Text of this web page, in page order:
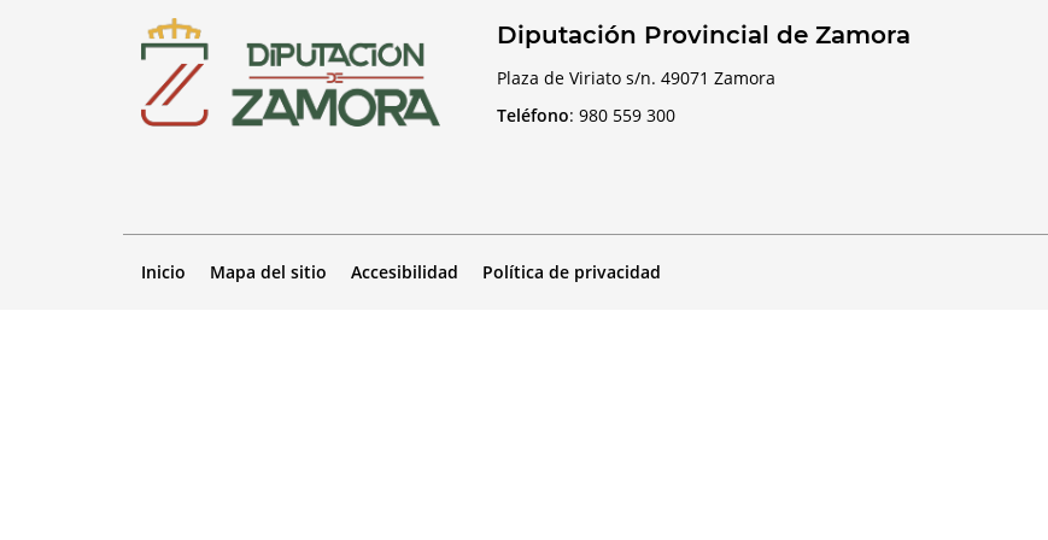
Diputación Provincial de Zamora
Plaza de Viriato s/n. 49071 Zamora
Teléfono: 980 559 300
Inicio Mapa del sitio Accesibilidad Política de privacidad